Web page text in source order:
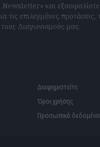
και εξασφαλίστε
επιλεγμένες προτάσεις,
Διαγωνισμούς μας.
Διαφημιστείτε
Όροι χρήσης
Προσωπικά δεδομένα